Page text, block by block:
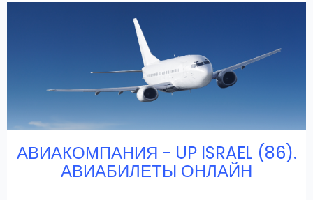
АВИАКОМПАНИЯ - UP ISRAEL (86).
АВИАБИЛЕТЫ ОНЛАЙН